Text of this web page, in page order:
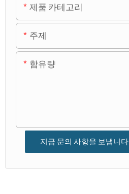
제품 카테고리
주제
함유량
지금 문의 사항을 보냅니다